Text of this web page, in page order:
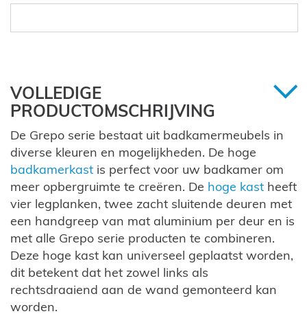
VOLLEDIGE
PRODUCTOMSCHRIJVING
De Grepo serie bestaat uit badkamermeubels in
diverse kleuren en mogelijkheden. De hoge
badkamerkast is perfect voor uw badkamer om
meer opbergruimte te creëren. De hoge kast heeft
vier legplanken, twee zacht sluitende deuren met
een handgreep van mat aluminium per deur en is
met alle Grepo serie producten te combineren.
Deze hoge kast kan universeel geplaatst worden,
dit betekent dat het zowel links als
rechtsdraaiend aan de wand gemonteerd kan
worden.